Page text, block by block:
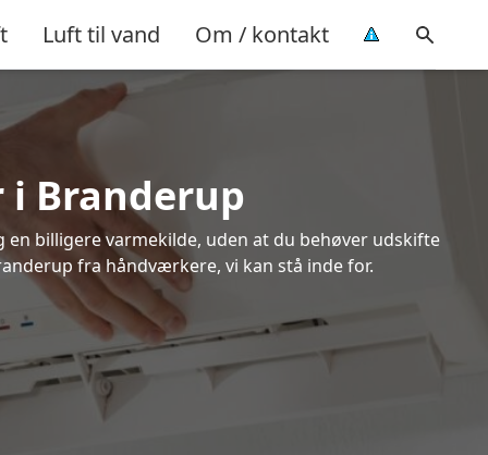
Luft til vand Om / kontakt
Branderup
billigere varmekilde, uden at du behøver udskifte
fra håndværkere, vi kan stå inde for.